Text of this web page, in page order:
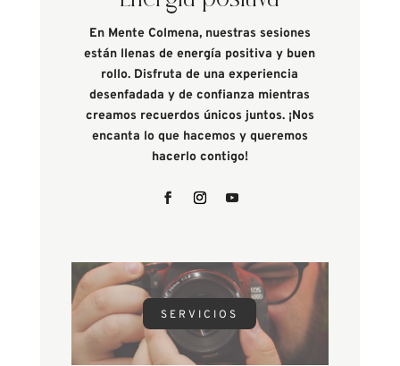
En Mente Colmena, nuestras sesiones
están llenas de energía positiva y buen
rollo. Disfruta de una experiencia
desenfadada y de confianza mientras
creamos recuerdos únicos juntos. ¡Nos
encanta lo que hacemos y queremos
hacerlo contigo!
SERVICIOS